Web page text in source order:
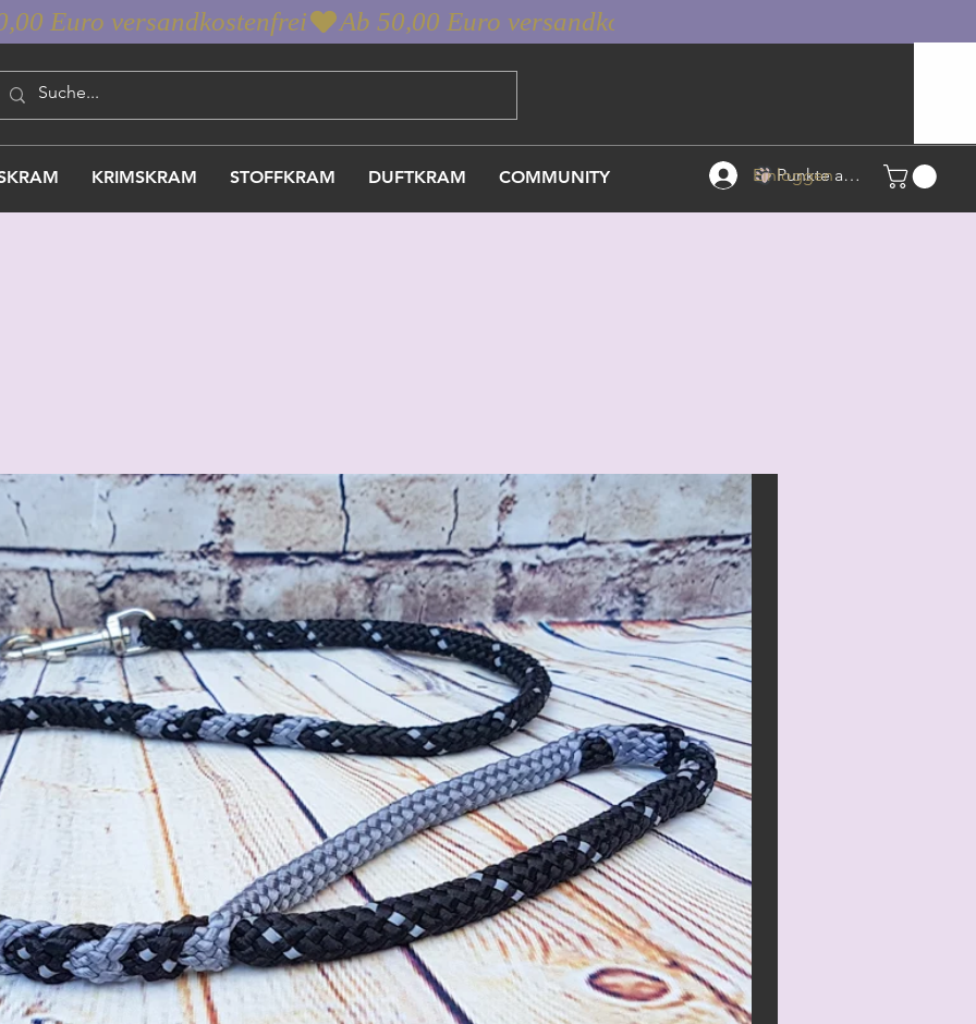
KRIMSKRAM STOFFKRAM DUFTKRAM COMMUNITY Einloggen Punkte ansehen